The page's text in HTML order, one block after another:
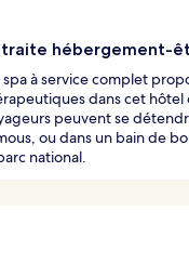
hébergement-
spa à service complet
dans cet hôtel
peuvent se
ou dans un bain de
national.